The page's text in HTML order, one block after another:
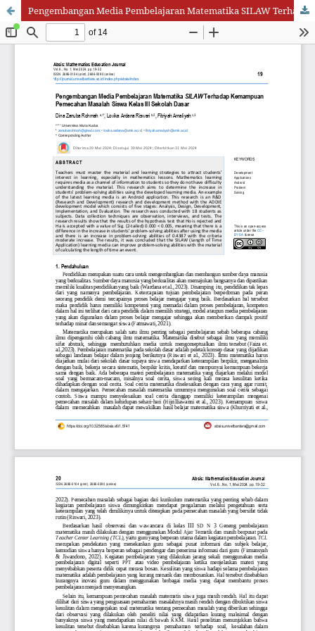
Pengembangan Media Pembelajaran Matematika SILAW Terhadap Kemampuan Pemecahan Masalah Siswa Kelas III Sekolah Dasar